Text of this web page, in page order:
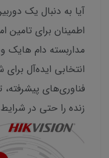
آیا به دنبال یک
اطمینان برای
انتخابی ایده‌آل
فناوری‌های
زنده را حتی در